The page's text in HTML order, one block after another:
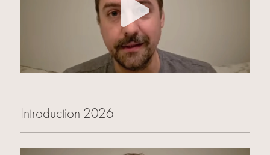
Introduction 2026